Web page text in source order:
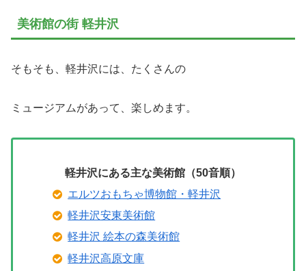
美術館の街 軽井沢
そもそも、軽井沢には、たくさんの
ミュージアムがあって、楽しめます。
軽井沢にある主な美術館（50音順）
エルツおもちゃ博物館・軽井沢
軽井沢安東美術館
軽井沢 絵本の森美術館
軽井沢高原文庫